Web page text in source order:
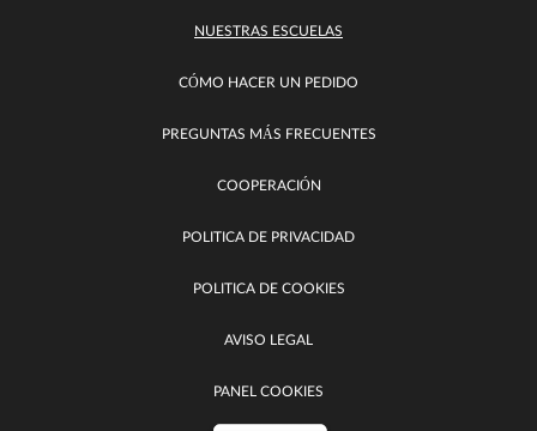
NUESTRAS ESCUELAS
CÓMO HACER UN PEDIDO
PREGUNTAS MÁS FRECUENTES
COOPERACIÓN
POLITICA DE PRIVACIDAD
POLITICA DE COOKIES
AVISO LEGAL
PANEL COOKIES